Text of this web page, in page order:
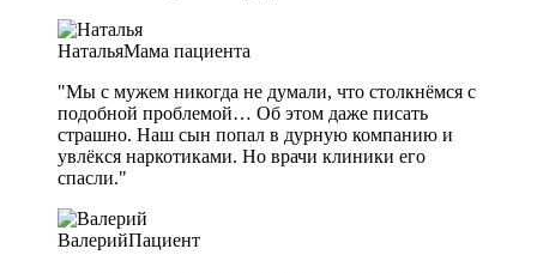
НатальяМама пациента
"Мы с мужем никогда не думали, что столкнёмся с
подобной проблемой… Об этом даже писать
страшно. Наш сын попал в дурную компанию и
увлёкся наркотиками. Но врачи клиники его
спасли."
ВалерийПациент